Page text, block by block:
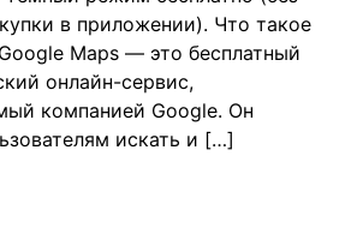
в приложении). Что такое
Maps — это бесплатный
онлайн-сервис,
компанией Google. Он
искать и […]